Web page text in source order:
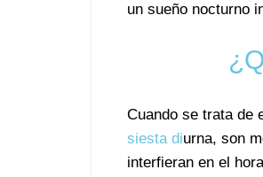
un sueño nocturno
Cuando se trata de
siesta diurna, son
interfieran en el